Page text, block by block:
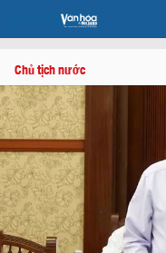
Chủ tịch nước